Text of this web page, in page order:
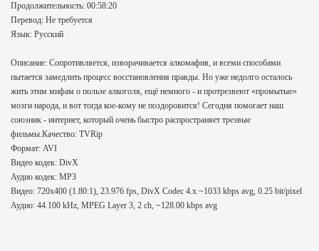
Продолжительность: 00:58:20
Перевод: Не требуется
Язык: Русский
Описание: Сопротивляется, изворачивается алкомафия, и всеми способами
пытается замедлить процесс восстановления правды. Но уже недолго осталось
жить этим мифам о пользе алкоголя, ещё немного - и протрезвеют «промытые»
мозги народа, и вот тогда кое-кому не поздоровится! Сегодня помогает наш
союзник - интернет, который очень быстро распространяет трезвые
фильмы.Качество: TVRip
Формат: AVI
Видео кодек: DivX
Аудио кодек: MP3
Видео: 720x400 (1.80:1), 23.976 fps, DivX Codec 4.x ~1033 kbps avg, 0.25 bit/pixel
Аудио: 44.100 kHz, MPEG Layer 3, 2 ch, ~128.00 kbps avg